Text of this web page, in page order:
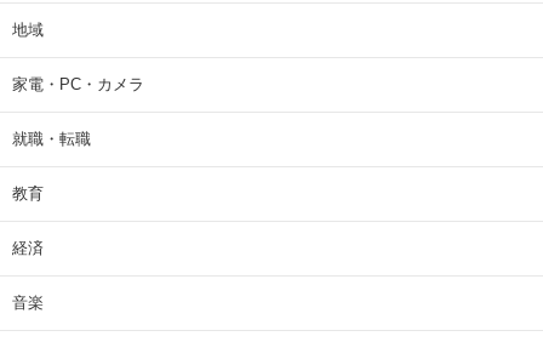
地域
家電・PC・カメラ
就職・転職
教育
経済
音楽